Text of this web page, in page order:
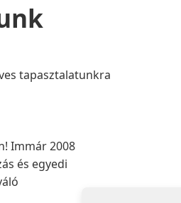
tapasztalatunkra
Immár 2008
és egyedi